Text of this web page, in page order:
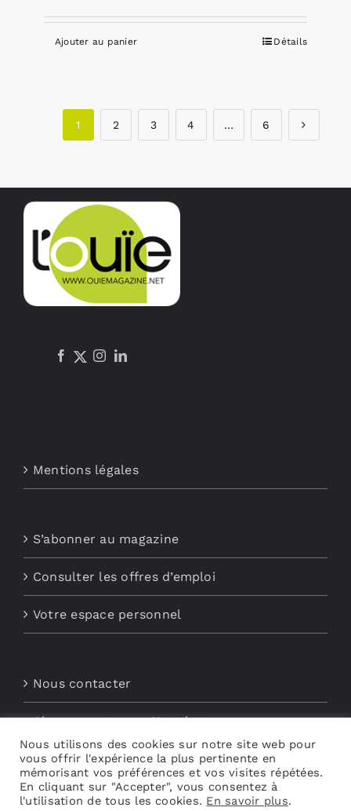
Ajouter au panier Détails
1 2 3 4 … 6
Mentions légales
S’abonner au magazine
Consulter les offres d’emploi
Votre espace personnel
Nous contacter
Abonnements aux Newsletters
Découvrez My Audio
Nous utilisons des cookies sur notre site web pour
vous offrir l'expérience la plus pertinente en
mémorisant vos préférences et vos visites répétées.
En cliquant sur "Accepter", vous consentez à
l'utilisation de tous les cookies. En savoir plus.